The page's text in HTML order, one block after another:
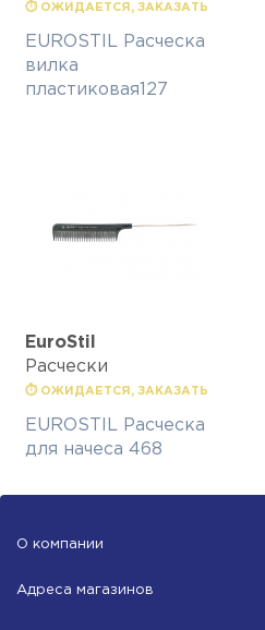
⏱ ОЖИДАЕТСЯ, ЗАКАЗАТЬ
EUROSTIL Расческа
вилка
пластиковая127
EuroStil
Расчески
⏱ ОЖИДАЕТСЯ, ЗАКАЗАТЬ
EUROSTIL Расческа
для начеса 468
О компании
Адреса магазинов